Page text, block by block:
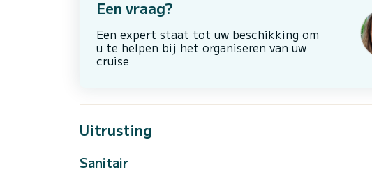
Een vraag?
Een expert staat tot uw beschikking om
u te helpen bij het organiseren van uw
cruise
Uitrusting
Sanitair